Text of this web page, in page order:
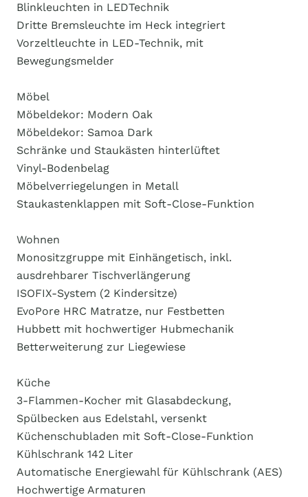
Blinkleuchten in LEDTechnik
Dritte Bremsleuchte im Heck integriert
Vorzeltleuchte in LED-Technik, mit
Bewegungsmelder
Möbel
Möbeldekor: Modern Oak
Möbeldekor: Samoa Dark
Schränke und Staukästen hinterlüftet
Vinyl-Bodenbelag
Möbelverriegelungen in Metall
Staukastenklappen mit Soft-Close-Funktion
Wohnen
Monositzgruppe mit Einhängetisch, inkl.
ausdrehbarer Tischverlängerung
ISOFIX-System (2 Kindersitze)
EvoPore HRC Matratze, nur Festbetten
Hubbett mit hochwertiger Hubmechanik
Betterweiterung zur Liegewiese
Küche
3-Flammen-Kocher mit Glasabdeckung,
Spülbecken aus Edelstahl, versenkt
Küchenschubladen mit Soft-Close-Funktion
Kühlschrank 142 Liter
Automatische Energiewahl für Kühlschrank (AES)
Hochwertige Armaturen